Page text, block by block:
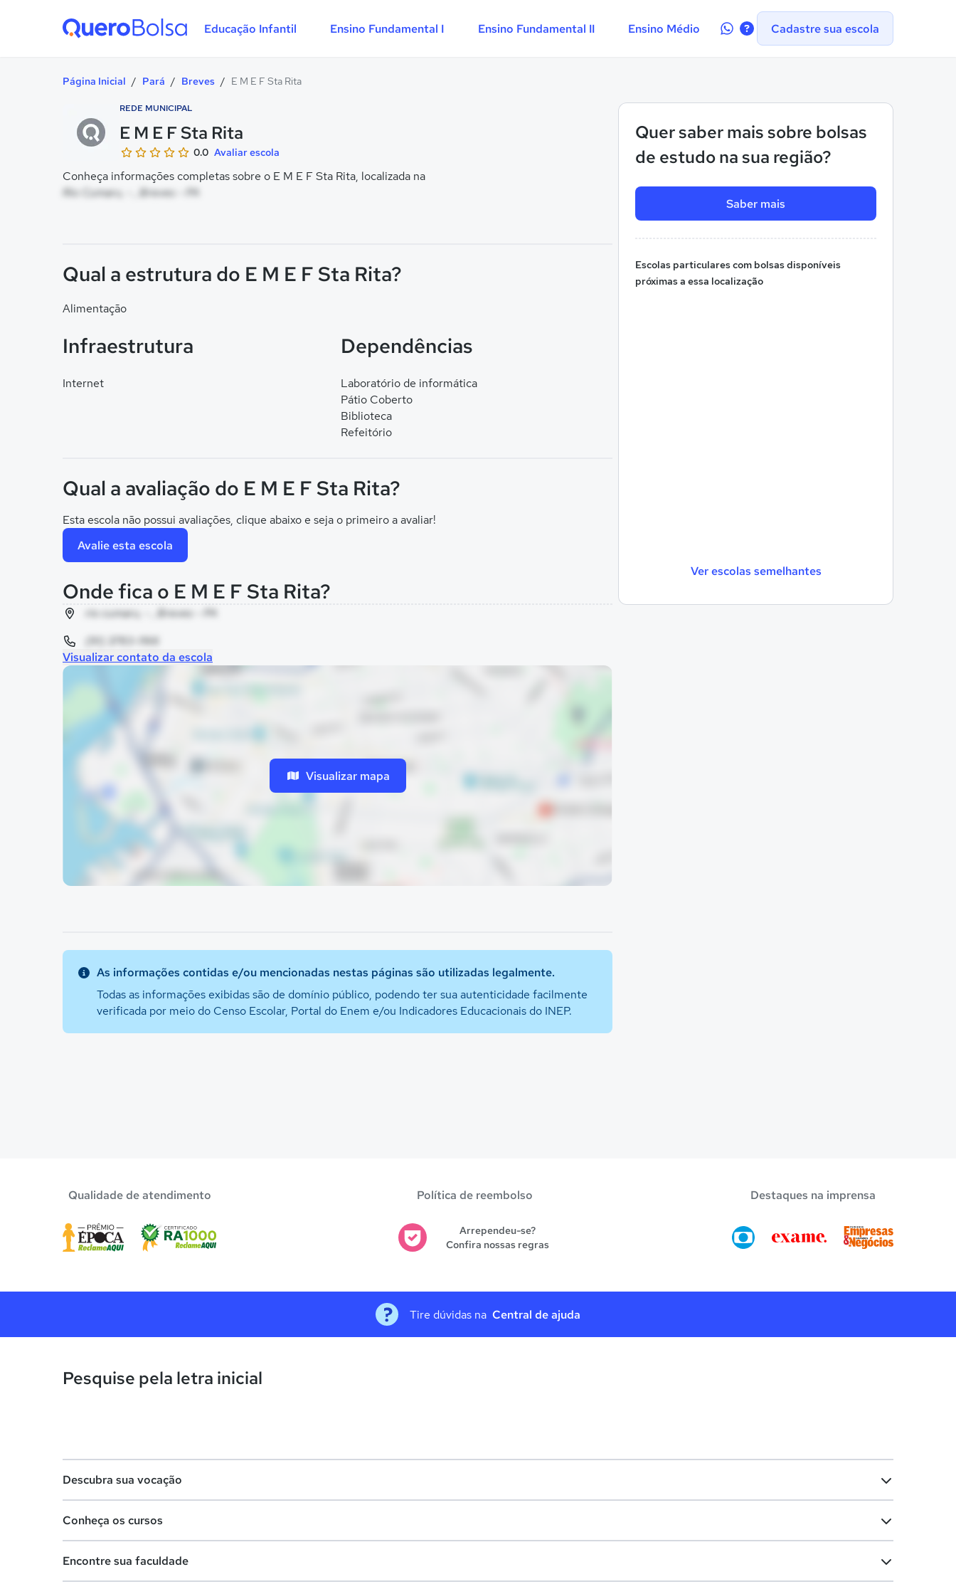
Educação Infantil Ensino Fundamental I Ensino Fundamental II Ensino Médio
Contate-Cadastre sua escola
Página Inicial / Pará / Breves / E M E F Sta Rita
REDE MUNICIPAL
E M E F Sta Rita
0.0 Avaliar escola
Conheça informações completas sobre o E M E F Sta Rita, localizada na
Rio Cumaru, - , Breves - PA
Quer saber mais sobre bolsas
de estudo na sua região?
Saber mais
Escolas particulares com bolsas disponíveis
próximas a essa localização
Ver escolas semelhantes
Qual a estrutura do E M E F Sta Rita?
Alimentação
Infraestrutura
Internet
Dependências
Laboratório de informática
Pátio Coberto
Biblioteca
Refeitório
Qual a avaliação do E M E F Sta Rita?
Esta escola não possui avaliações, clique abaixo e seja o primeiro a avaliar!
Avalie esta escola
Onde fica o E M E F Sta Rita?
rio cumaru, - , Breves - PA
(91) 3783-1166
Visualizar contato da escola
Visualizar mapa
As informações contidas e/ou mencionadas nestas páginas são utilizadas legalmente.
Todas as informações exibidas são de domínio público, podendo ter sua autenticidade facilmente
verificada por meio do Censo Escolar, Portal do Enem e/ou Indicadores Educacionais do INEP.
Qualidade de atendimento Política de reembolso
Arrependeu-se?
Confira nossas regras
Destaques na imprensa
Tire dúvidas na Central de ajuda
Pesquise pela letra inicial
Descubra sua vocação
Lista de profissões
Conheça os cursos
Encontre sua faculdade